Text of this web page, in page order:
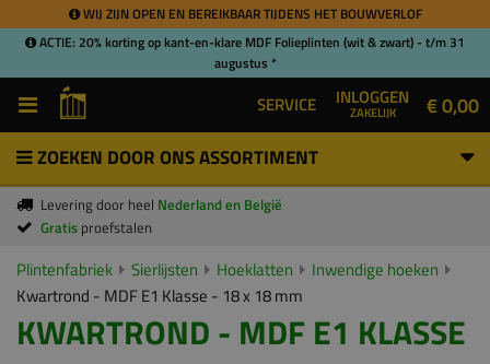
WIJ ZIJN OPEN EN BEREIKBAAR TIJDENS HET BOUWVERLOF
ACTIE: 20% korting op kant-en-klare MDF Folieplinten (wit & zwart) - t/m 31
augustus *
SERVICE INLOGGEN
ZAKELIJK € 0,00
ZOEKEN DOOR ONS ASSORTIMENT
Levering door heel Nederland en België
Gratis proefstalen
Plintenfabriek Sierlijsten Hoeklatten
Inwendige hoeken
Kwartrond - MDF E1 Klasse - 18 x 18 mm
KWARTROND - MDF E1 KLASSE